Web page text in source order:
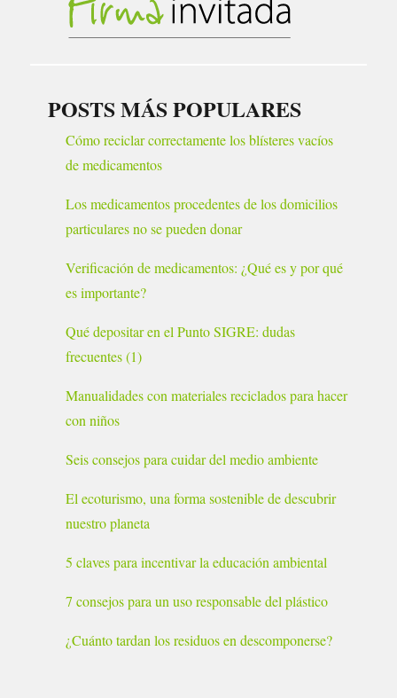
POSTS MÁS POPULARES
Cómo reciclar correctamente los blísteres vacíos
de medicamentos
Los medicamentos procedentes de los domicilios
particulares no se pueden donar
Verificación de medicamentos: ¿Qué es y por qué
es importante?
Qué depositar en el Punto SIGRE: dudas
frecuentes (1)
Manualidades con materiales reciclados para hacer
con niños
Seis consejos para cuidar del medio ambiente
El ecoturismo, una forma sostenible de descubrir
nuestro planeta
5 claves para incentivar la educación ambiental
7 consejos para un uso responsable del plástico
¿Cuánto tardan los residuos en descomponerse?